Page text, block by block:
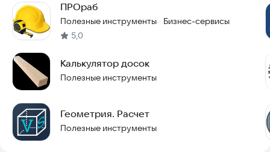
ПРОраб
Полезные инструменты · Бизнес-сервисы
5,0
Калькулятор досок
Полезные инструменты
Геометрия. Расчет
Полезные инструменты